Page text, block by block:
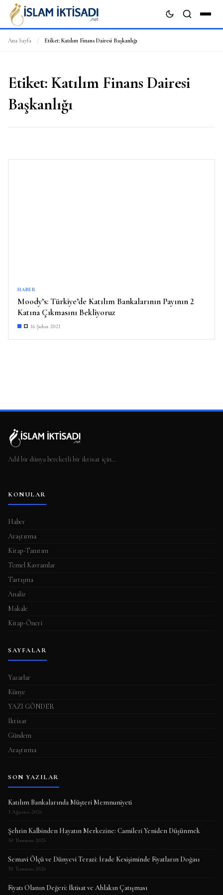
Ana Sayfa / Etiket: Katılım Finans Dairesi Başkanlığı
Etiket: Katılım Finans Dairesi
Başkanlığı
HABER
Moody’s: Türkiye’de Katılım Bankalarının Payının 2
Katına Çıkmasını Bekliyoruz
16 Şubat 2021
Adil bir dünya bereketli bir iktisat için…
KONULAR
Haber
Araştırma
Kitap-Tanıtım
Temel Kavramlar
Tartışma
Analiz
Makale
Kitap-Öneri
SAYFALAR
Yazarlar
Künye
YAZI GÖNDER
İktisat
Gündem
Araştırma
SON YAZILAR
Katılım Bankalarında Müşteri Memnuniyeti
3 Ağustos 2026
Şehrin Kalbinden Hayatın Merkezine: Camileri Yeniden Düşünmek
30 Temmuz 2026
Semavi Ölçü ve Dünyevi Terazi: İrade Kesişiminde Fiyatların Doğası
30 Temmuz 2026
Fiyatı Olanın Değeri: İktisat ve Ahlakın Çatışması